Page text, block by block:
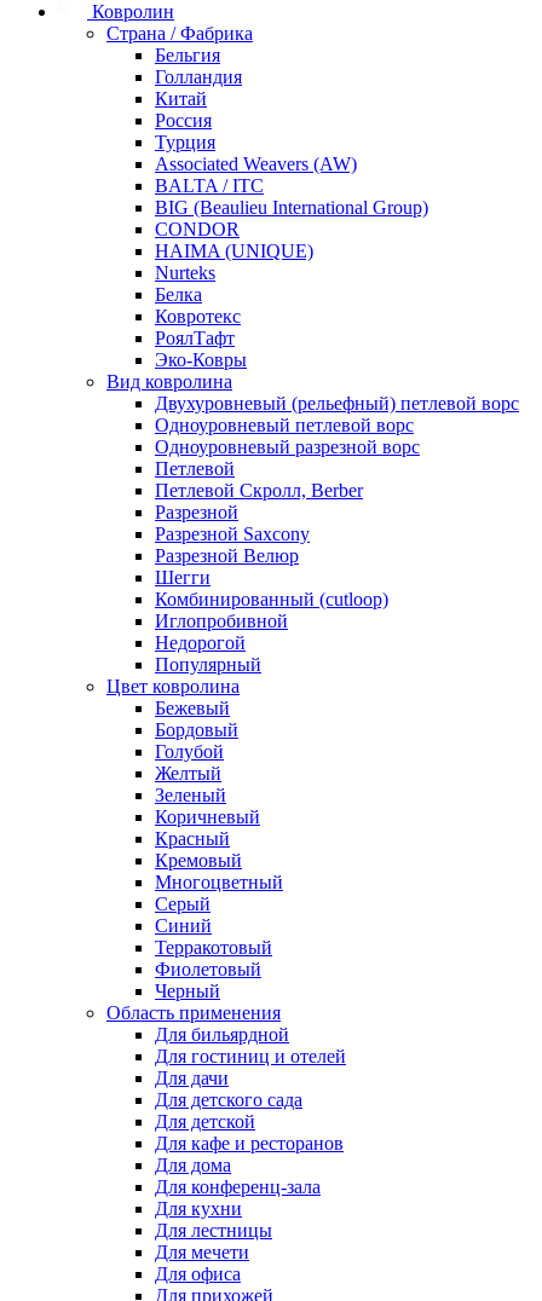
Ковролин
Страна / Фабрика
Бельгия
Голландия
Китай
Россия
Турция
Associated Weavers (AW)
BALTA / ITC
BIG (Beaulieu International Group)
CONDOR
HAIMA (UNIQUE)
Nurteks
Белка
Ковротекс
РоялТафт
Эко-Ковры
Вид ковролина
Двухуровневый (рельефный) петлевой ворс
Одноуровневый петлевой ворс
Одноуровневый разрезной ворс
Петлевой
Петлевой Скролл, Berber
Разрезной
Разрезной Saxcony
Разрезной Велюр
Шегги
Комбинированный (cutloop)
Иглопробивной
Недорогой
Популярный
Цвет ковролина
Бежевый
Бордовый
Голубой
Желтый
Зеленый
Коричневый
Красный
Кремовый
Многоцветный
Серый
Синий
Терракотовый
Фиолетовый
Черный
Область применения
Для бильярдной
Для гостиниц и отелей
Для дачи
Для детского сада
Для детской
Для кафе и ресторанов
Для дома
Для конференц-зала
Для кухни
Для лестницы
Для мечети
Для офиса
Для прихожей